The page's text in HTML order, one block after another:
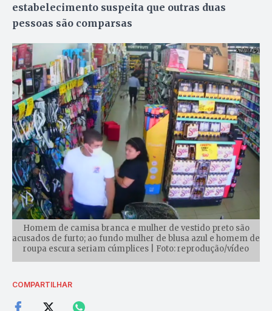
estabelecimento suspeita que outras duas
pessoas são comparsas
Homem de camisa branca e mulher de vestido preto são
acusados de furto; ao fundo mulher de blusa azul e homem de
roupa escura seriam cúmplices | Foto: reprodução/vídeo
COMPARTILHAR